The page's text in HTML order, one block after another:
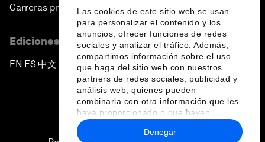
Las cookies de este sitio web se usan
para personalizar el contenido y los
anuncios, ofrecer funciones de redes
sociales y analizar el tráfico. Además,
compartimos información sobre el uso
que haga del sitio web con nuestros
partners de redes sociales, publicidad y
análisis web, quienes pueden
combinarla con otra información que les
haya proporcionado o que hayan
recopilado a partir del uso que haya
hecho de sus servicios.
Denegar
Carreras profesionales
Ediciones en otros idiomas
EN ▪ES▪中文▪ 日本語